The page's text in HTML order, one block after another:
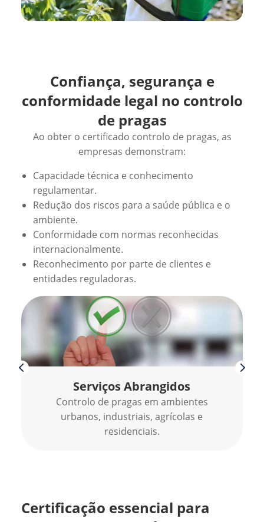
Confiança, segurança e
conformidade legal no controlo
de pragas
Ao obter o certificado controlo de pragas, as
empresas demonstram:
Capacidade técnica e conhecimento
regulamentar.
Redução dos riscos para a saúde pública e o
ambiente.
Conformidade com normas reconhecidas
internacionalmente.
Reconhecimento por parte de clientes e
entidades reguladoras.
Serviços Abrangidos
Controlo de pragas em ambientes
urbanos, industriais, agrícolas e
residenciais.
Certificação essencial para